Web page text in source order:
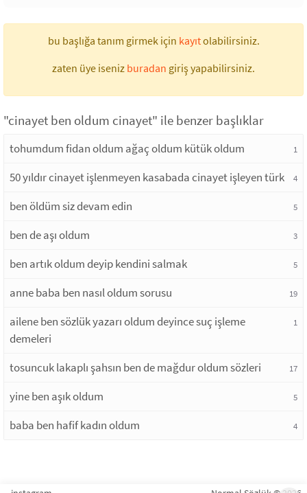
bu başlığa tanım girmek için kayıtolabilirsiniz.
zaten üye iseniz buradan giriş yapabilirsiniz.
"cinayet ben oldum cinayet" ile benzer başlıklar
tohumdum fidan oldum ağaç oldum kütük oldum 1
50 yıldır cinayet işlenmeyen kasabada cinayet işleyen türk 4
ben öldüm siz devam edin 5
ben de aşı oldum 3
ben artık oldum deyip kendini salmak 5
anne baba ben nasıl oldum sorusu 19
ailene ben sözlük yazarı oldum deyince suç işleme
demeleri
1
tosuncuk lakaplı şahsın ben de mağdur oldum sözleri 17
yine ben aşık oldum 5
baba ben hafif kadın oldum 4